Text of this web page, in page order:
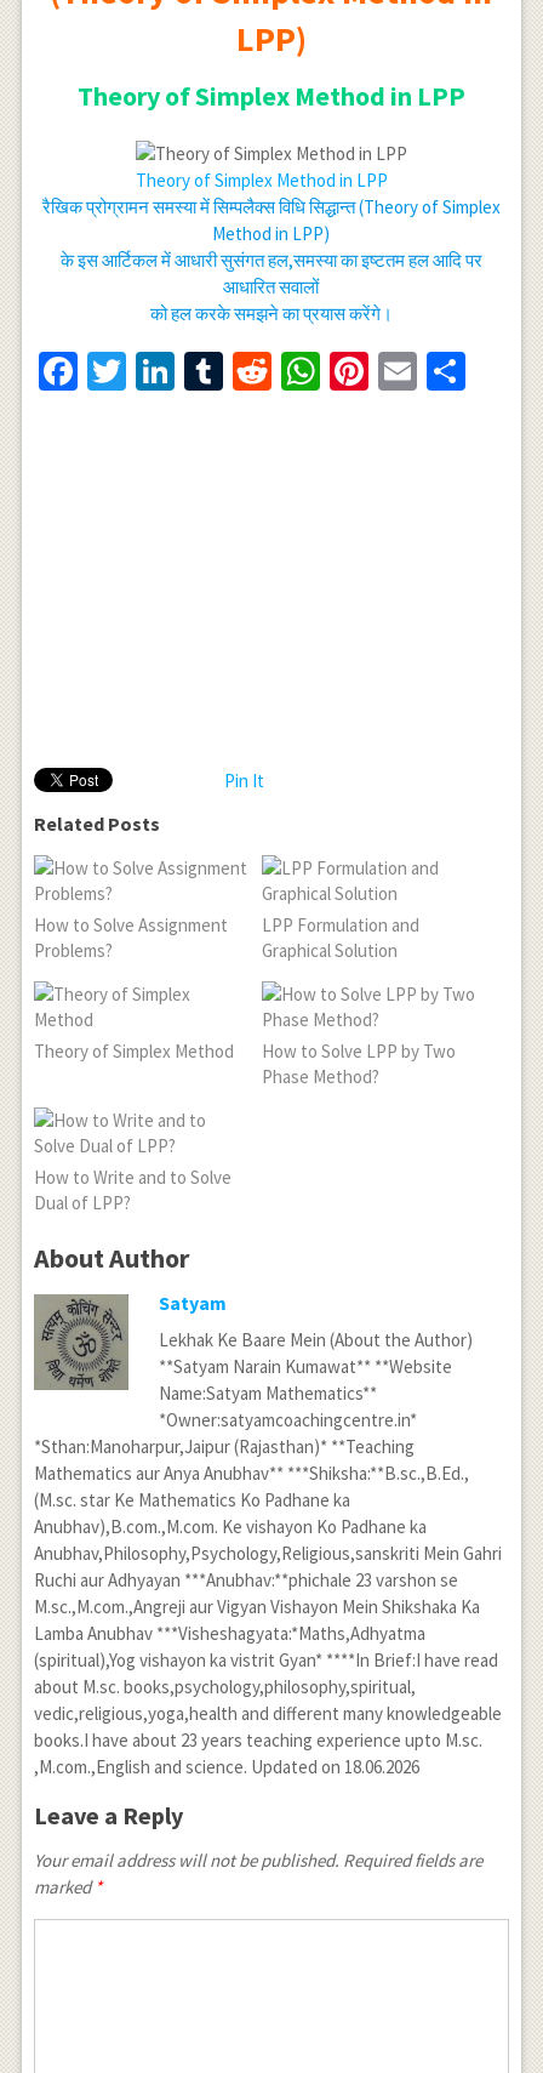
LPP)
Theory of Simplex Method in LPP
Theory of Simplex Method in LPP
रैखिक प्रोग्रामन समस्या में सिम्पलैक्स विधि सिद्धान्त (Theory of Simplex
Method in LPP)
के इस आर्टिकल में आधारी सुसंगत हल,समस्या का इष्टतम हल आदि पर
आधारित सवालों
को हल करके समझने का प्रयास करेंगे।
Facebook
Twitter
LinkedIn
Tumblr
RedditWhatsApp
Pinterest
Email
Pin It
Related Posts
How to Solve Assignment
Problems?
LPP Formulation and
Graphical Solution
Theory of Simplex Method
How to Solve LPP by Two
Phase Method?
How to Write and to Solve
Dual of LPP?
About Author
Satyam
Lekhak Ke Baare Mein (About the Author)
**Satyam Narain Kumawat** **Website
Name:Satyam Mathematics**
*Owner:satyamcoachingcentre.in*
*Sthan:Manoharpur,Jaipur (Rajasthan)* **Teaching
Mathematics aur Anya Anubhav** ***Shiksha:**B.sc.,B.Ed.,
(M.sc. star Ke Mathematics Ko Padhane ka
Anubhav),B.com.,M.com. Ke vishayon Ko Padhane ka
Anubhav,Philosophy,Psychology,Religious,sanskriti Mein Gahri
Ruchi aur Adhyayan ***Anubhav:**phichale 23 varshon se
M.sc.,M.com.,Angreji aur Vigyan Vishayon Mein Shikshaka Ka
Lamba Anubhav ***Visheshagyata:*Maths,Adhyatma
(spiritual),Yog vishayon ka vistrit Gyan* ****In Brief:I have read
about M.sc. books,psychology,philosophy,spiritual,
vedic,religious,yoga,health and different many knowledgeable
books.I have about 23 years teaching experience upto M.sc.
,M.com.,English and science. Updated on 18.06.2026
Leave a Reply
Your email address will not be published. Required fields are
marked *